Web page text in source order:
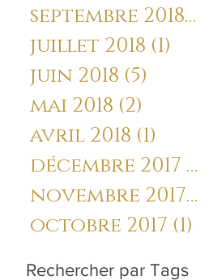
septembre 2018(2)
juillet 2018 (1)
juin 2018 (5)
mai 2018 (2)
avril 2018 (1)
décembre 2017 (1)
novembre 2017(3)
octobre 2017 (1)
Rechercher par Tags